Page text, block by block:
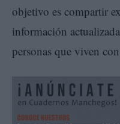
objetivo es compartir
información
personas que viven